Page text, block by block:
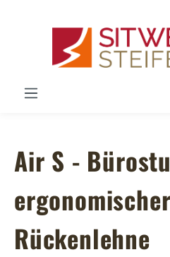
Air S -
ergonomischer
Rückenlehne